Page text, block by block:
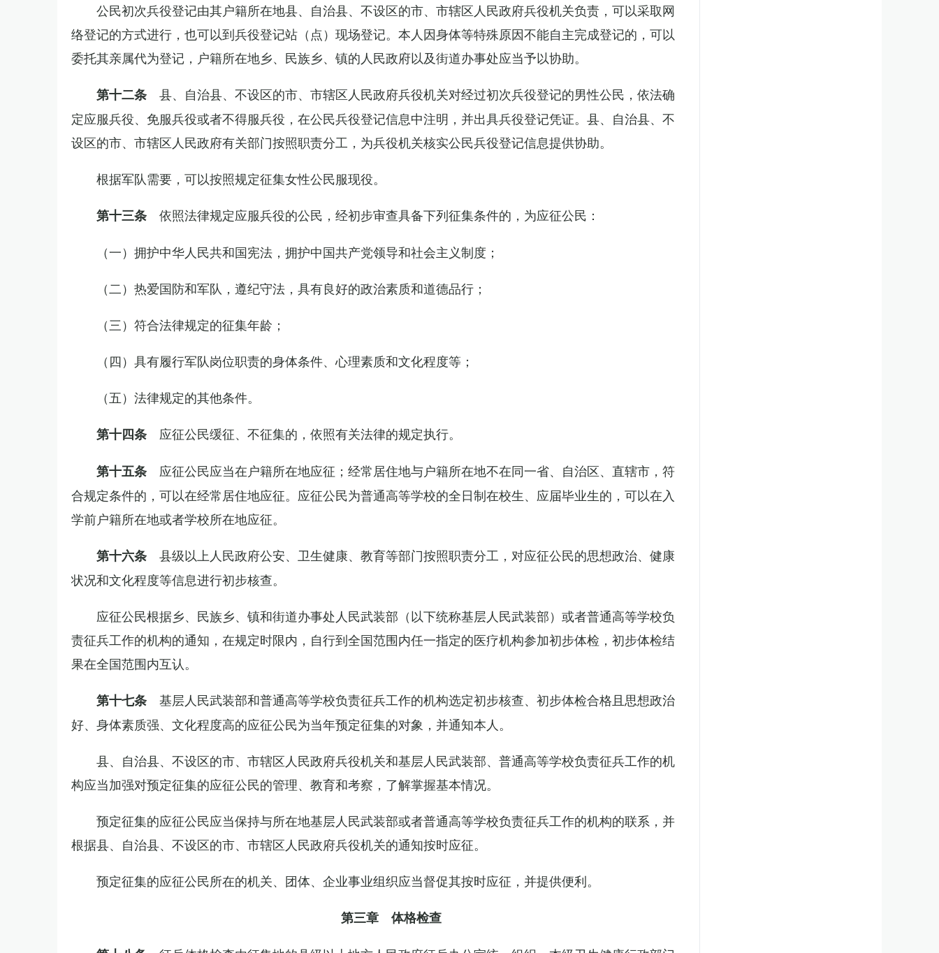
公民初次兵役登记由其户籍所在地县、自治县、不设区的市、市辖区人民政府兵役机关负责，可以采取网
络登记的方式进行，也可以到兵役登记站（点）现场登记。本人因身体等特殊原因不能自主完成登记的，可以
委托其亲属代为登记，户籍所在地乡、民族乡、镇的人民政府以及街道办事处应当予以协助。
第十二条 县、自治县、不设区的市、市辖区人民政府兵役机关对经过初次兵役登记的男性公民，依法确
定应服兵役、免服兵役或者不得服兵役，在公民兵役登记信息中注明，并出具兵役登记凭证。县、自治县、不
设区的市、市辖区人民政府有关部门按照职责分工，为兵役机关核实公民兵役登记信息提供协助。
根据军队需要，可以按照规定征集女性公民服现役。
第十三条 依照法律规定应服兵役的公民，经初步审查具备下列征集条件的，为应征公民：
（一）拥护中华人民共和国宪法，拥护中国共产党领导和社会主义制度；
（二）热爱国防和军队，遵纪守法，具有良好的政治素质和道德品行；
（三）符合法律规定的征集年龄；
（四）具有履行军队岗位职责的身体条件、心理素质和文化程度等；
（五）法律规定的其他条件。
第十四条 应征公民缓征、不征集的，依照有关法律的规定执行。
第十五条 应征公民应当在户籍所在地应征；经常居住地与户籍所在地不在同一省、自治区、直辖市，符
合规定条件的，可以在经常居住地应征。应征公民为普通高等学校的全日制在校生、应届毕业生的，可以在入
学前户籍所在地或者学校所在地应征。
第十六条 县级以上人民政府公安、卫生健康、教育等部门按照职责分工，对应征公民的思想政治、健康
状况和文化程度等信息进行初步核查。
应征公民根据乡、民族乡、镇和街道办事处人民武装部（以下统称基层人民武装部）或者普通高等学校负
责征兵工作的机构的通知，在规定时限内，自行到全国范围内任一指定的医疗机构参加初步体检，初步体检结
果在全国范围内互认。
第十七条 基层人民武装部和普通高等学校负责征兵工作的机构选定初步核查、初步体检合格且思想政治
好、身体素质强、文化程度高的应征公民为当年预定征集的对象，并通知本人。
县、自治县、不设区的市、市辖区人民政府兵役机关和基层人民武装部、普通高等学校负责征兵工作的机
构应当加强对预定征集的应征公民的管理、教育和考察，了解掌握基本情况。
预定征集的应征公民应当保持与所在地基层人民武装部或者普通高等学校负责征兵工作的机构的联系，并
根据县、自治县、不设区的市、市辖区人民政府兵役机关的通知按时应征。
预定征集的应征公民所在的机关、团体、企业事业组织应当督促其按时应征，并提供便利。
第三章 体格检查